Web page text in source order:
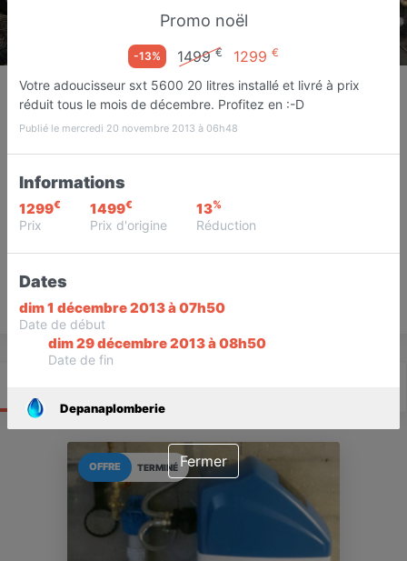
Depanaplomberie
Installateur adoucisseur d'eau
Janville
Favori
TERMINÉ
OFFRE
Promo noël
-13% 1499€ 1299 €
Votre adoucisseur sxt 5600 20 litres installé et livré à prix
réduit tous le mois de décembre. Profitez en :-D
Publié le mercredi 20 novembre 2013 à 06h48
Informations
1299€
Prix
1499€
Prix d'origine
13%
Réduction
Dates
dim 1 décembre 2013 à 07h50
Date de début
dim 29 décembre 2013 à 08h50
Date de fin
Depanaplomberie
Fermer